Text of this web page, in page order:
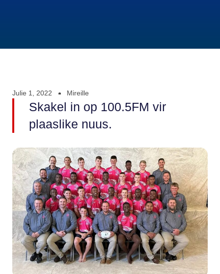
Julie 1, 2022 Mireille
Skakel in op 100.5FM vir
plaaslike nuus.